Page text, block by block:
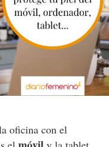
oficina con el